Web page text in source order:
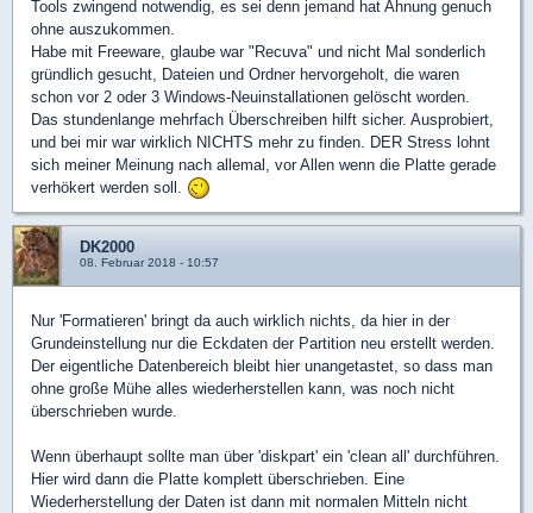
Tools zwingend notwendig, es sei denn jemand hat Ahnung genuch
ohne auszukommen.
Habe mit Freeware, glaube war "Recuva" und nicht Mal sonderlich
gründlich gesucht, Dateien und Ordner hervorgeholt, die waren
schon vor 2 oder 3 Windows-Neuinstallationen gelöscht worden.
Das stundenlange mehrfach Überschreiben hilft sicher. Ausprobiert,
und bei mir war wirklich NICHTS mehr zu finden. DER Stress lohnt
sich meiner Meinung nach allemal, vor Allen wenn die Platte gerade
verhökert werden soll.
DK2000
08. Februar 2018 - 10:57
Nur 'Formatieren' bringt da auch wirklich nichts, da hier in der
Grundeinstellung nur die Eckdaten der Partition neu erstellt werden.
Der eigentliche Datenbereich bleibt hier unangetastet, so dass man
ohne große Mühe alles wiederherstellen kann, was noch nicht
überschrieben wurde.
Wenn überhaupt sollte man über 'diskpart' ein 'clean all' durchführen.
Hier wird dann die Platte komplett überschrieben. Eine
Wiederherstellung der Daten ist dann mit normalen Mitteln nicht